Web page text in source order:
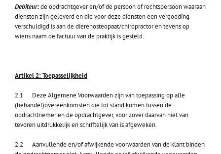
Debiteur:de opdrachtgever en/of de persoon of rechtspersoon waaraan
diensten zijn geleverd en die voor deze diensten een vergoeding
verschuldigd is aan de dierenosteopaat/chiropractor en tevens op
wiens naam de factuur van de praktijk is gesteld.
Artikel 2: Toepasselijkheid
2.1 Deze Algemene Voorwaarden zijn van toepassing op alle
(behandel)overeenkomsten die tot stand komen tussen de
opdrachtnemer en de opdrachtgever, voor zover daarvan niet van
tevoren uitdrukkelijk en schriftelijk van is afgeweken.
2.2 Aanvullende en/of afwijkende voorwaarden van de klant binden